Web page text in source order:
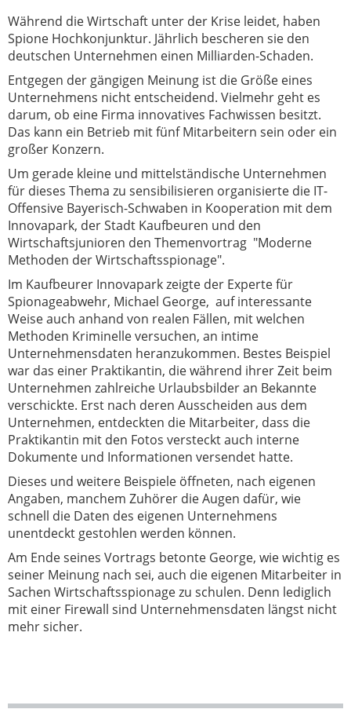
Während die Wirtschaft unter der Krise leidet, haben
Spione Hochkonjunktur. Jährlich bescheren sie den
deutschen Unternehmen einen Milliarden-Schaden.
Entgegen der gängigen Meinung ist die Größe eines
Unternehmens nicht entscheidend. Vielmehr geht es
darum, ob eine Firma innovatives Fachwissen besitzt.
Das kann ein Betrieb mit fünf Mitarbeitern sein oder ein
großer Konzern.
Um gerade kleine und mittelständische Unternehmen
für dieses Thema zu sensibilisieren organisierte die IT-
Offensive Bayerisch-Schwaben in Kooperation mit dem
Innovapark, der Stadt Kaufbeuren und den
Wirtschaftsjunioren den Themenvortrag "Moderne
Methoden der Wirtschaftsspionage".
Im Kaufbeurer Innovapark zeigte der Experte für
Spionageabwehr, Michael George, auf interessante
Weise auch anhand von realen Fällen, mit welchen
Methoden Kriminelle versuchen, an intime
Unternehmensdaten heranzukommen. Bestes Beispiel
war das einer Praktikantin, die während ihrer Zeit beim
Unternehmen zahlreiche Urlaubsbilder an Bekannte
verschickte. Erst nach deren Ausscheiden aus dem
Unternehmen, entdeckten die Mitarbeiter, dass die
Praktikantin mit den Fotos versteckt auch interne
Dokumente und Informationen versendet hatte.
Dieses und weitere Beispiele öffneten, nach eigenen
Angaben, manchem Zuhörer die Augen dafür, wie
schnell die Daten des eigenen Unternehmens
unentdeckt gestohlen werden können.
Am Ende seines Vortrags betonte George, wie wichtig es
seiner Meinung nach sei, auch die eigenen Mitarbeiter in
Sachen Wirtschaftsspionage zu schulen. Denn lediglich
mit einer Firewall sind Unternehmensdaten längst nicht
mehr sicher.